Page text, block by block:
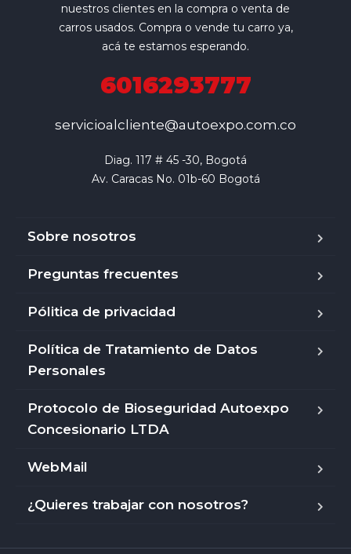
nuestros clientes en la compra o venta de
carros usados. Compra o vende tu carro ya,
acá te estamos esperando.
6016293777
servicioalcliente@autoexpo.com.co
Diag. 117 # 45 -30, Bogotá
Av. Caracas No. 01b-60 Bogotá
Sobre nosotros
Preguntas frecuentes
Pólitica de privacidad
Política de Tratamiento de Datos
Personales
Protocolo de Bioseguridad Autoexpo
Concesionario LTDA
WebMail
¿Quieres trabajar con nosotros?